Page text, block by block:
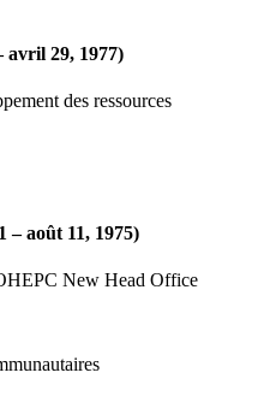
avril 29, 1977)
des ressources
– août 11, 1975)
New Head Office